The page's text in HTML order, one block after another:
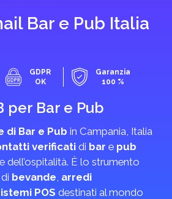
Bar e Pub Italia
GDPR
OK
Garanzia
100 %
per Bar e Pub
di Bar e Pub in Campania, Italia
verificati di bar e pub
dell’ospitalità. È lo strumento
bevande, arredi
POS destinati al mondo